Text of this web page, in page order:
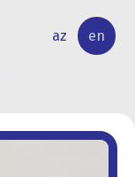
az en